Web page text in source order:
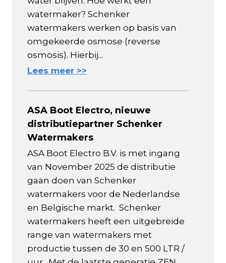
watermaker? Schenker
watermakers werken op basis van
omgekeerde osmose (reverse
osmosis). Hierbij...
Lees meer >>
ASA Boot Electro, nieuwe
distributiepartner Schenker
Watermakers
ASA Boot Electro B.V. is met ingang
van November 2025 de distributie
gaan doen van Schenker
watermakers voor de Nederlandse
en Belgische markt. Schenker
watermakers heeft een uitgebreide
range van watermakers met
productie tussen de 30 en 500 LTR /